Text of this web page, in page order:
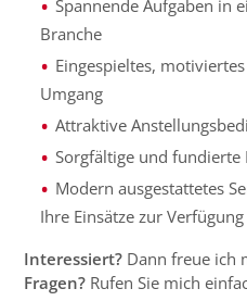
Spannende Aufgaben in
Branche
Eingespieltes,
Umgang
Attraktive
Sorgfältige und fundierte
Modern ausgestattetes
Ihre Einsätze zur
Interessiert? Dann freue ich
Fragen? Rufen Sie mich